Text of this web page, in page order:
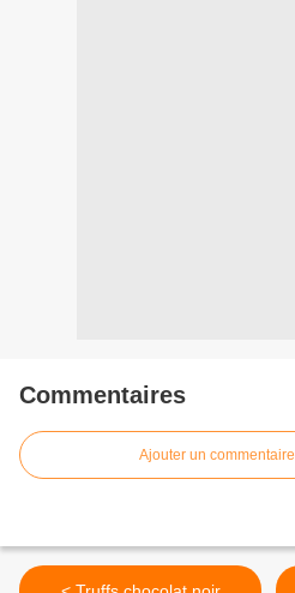
Commentaires
Ajouter un commentaire